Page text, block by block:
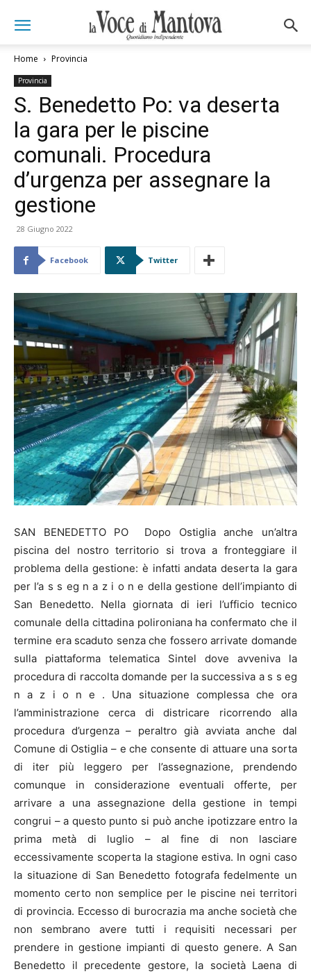
Home Provincia
Provincia
S. Benedetto Po: va deserta
la gara per le piscine
comunali. Procedura
d’urgenza per assegnare la
gestione
28 Giugno 2022
Facebook Twitter
SAN BENEDETTO PO Dopo Ostiglia anche un’altra
piscina del nostro territorio si trova a fronteggiare il
problema della gestione: è infatti andata deserta la gara
per l’a s s eg n a z i o n e della gestione dell’impianto di
San Benedetto. Nella giornata di ieri l’ufficio tecnico
comunale della cittadina polironiana ha confermato che il
termine era scaduto senza che fossero arrivate domande
sulla piattaforma telematica Sintel dove avveniva la
procedura di raccolta domande per la successiva a s s eg
n a z i o n e . Una situazione complessa che ora
l’amministrazione cerca di districare ricorrendo alla
procedura d’urgenza – peraltro già avviata anche dal
Comune di Ostiglia – e che consente di attuare una sorta
di iter più leggero per l’assegnazione, prendendo
comunque in considerazione eventuali offerte, per
arrivare a una assegnazione della gestione in tempi
congrui – a questo punto si può anche ipotizzare entro la
prima metà di luglio – al fine di non lasciare
eccessivamente scoperta la stagione estiva. In ogni caso
la situazione di San Benedetto fotografa fedelmente un
momento certo non semplice per le piscine nei territori
di provincia. Eccesso di burocrazia ma anche società che
non sembrano avere tutti i requisiti necessari per
prendere in gestione impianti di questo genere. A San
Benedetto il precedente gestore, la società Laena di